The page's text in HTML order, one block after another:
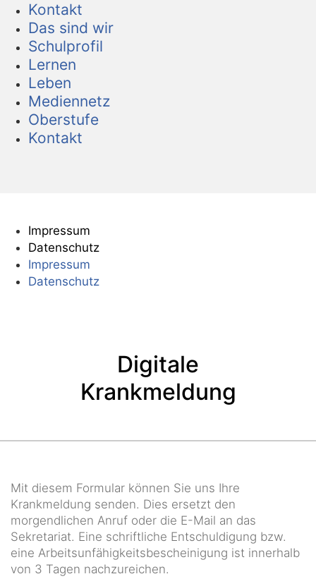
Kontakt
Das sind wir
Schulprofil
Lernen
Leben
Mediennetz
Oberstufe
Kontakt
Impressum
Datenschutz
Impressum
Datenschutz
Digitale
Krankmeldung
Mit diesem Formular können Sie uns Ihre
Krankmeldung senden. Dies ersetzt den
morgendlichen Anruf oder die E-Mail an das
Sekretariat. Eine schriftliche Entschuldigung bzw.
eine Arbeitsunfähigkeitsbescheinigung ist innerhalb
von 3 Tagen nachzureichen.